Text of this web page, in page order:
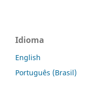
Idioma
English
Português (Brasil)